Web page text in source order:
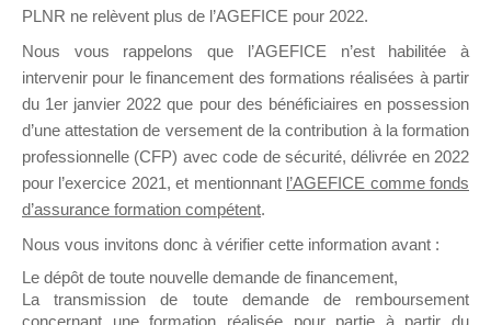
il y a 2 ans
Profil Groupes 0 Forums
PLNR ne relèvent plus de l’AGEFICE pour 2022.
Nous vous rappelons que l’AGEFICE n’est habilitée à
intervenir pour le financement des formations réalisées à partir
du 1er janvier 2022 que pour des bénéficiaires en possession
d’une attestation de versement de la contribution à la formation
professionnelle (CFP) avec code de sécurité, délivrée en 2022
pour l’exercice 2021, et mentionnant l’AGEFICE comme fonds
d’assurance formation compétent.
Nous vous invitons donc à vérifier cette information avant :
Le dépôt de toute nouvelle demande de financement,
La transmission de toute demande de remboursement
concernant une formation réalisée pour partie à partir du